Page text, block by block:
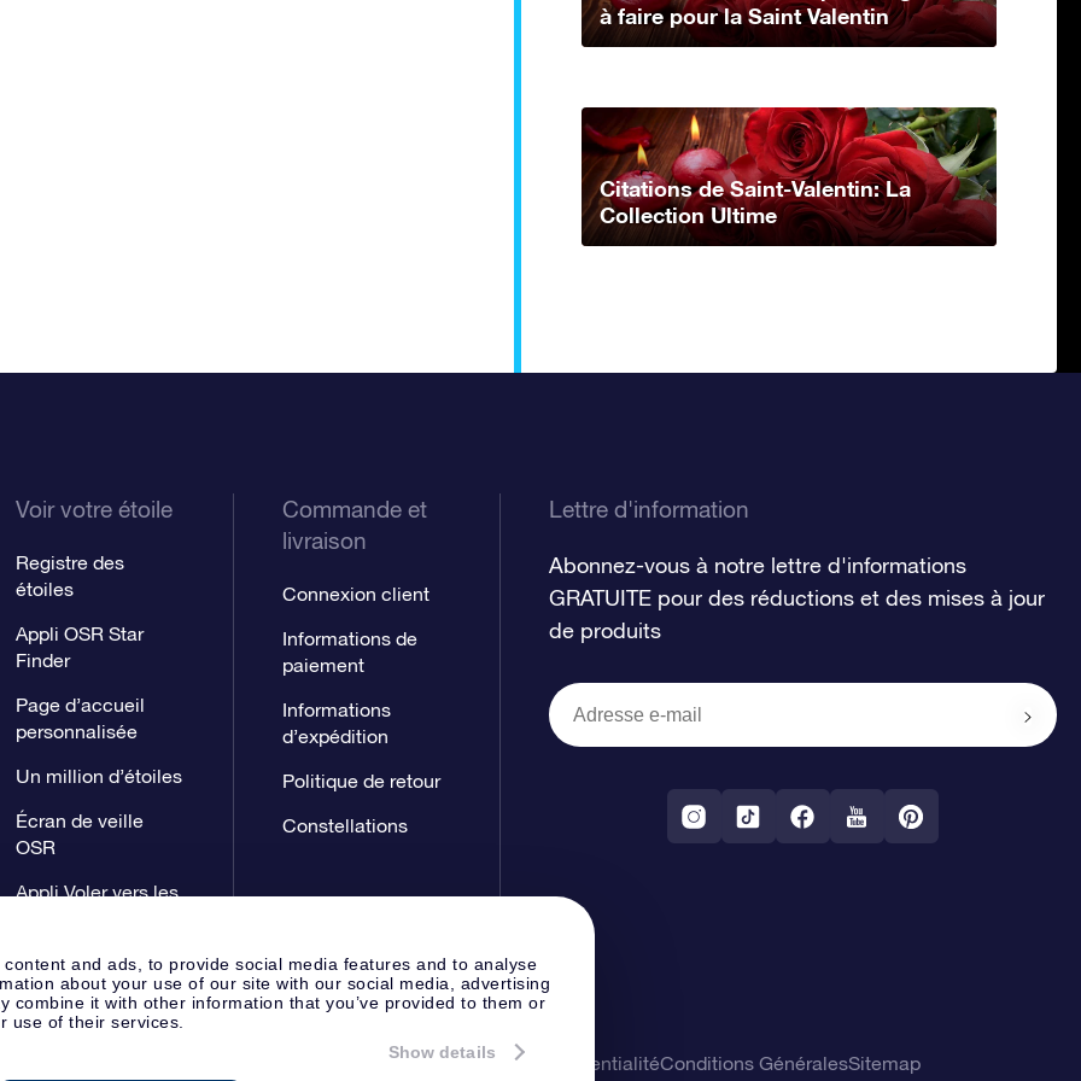
and ads, to provide social media features and to analyse
about your use of our site with our social media, advertising
combine it with other information that you’ve provided to them or
use of their services.
Show details
à faire pour la Saint Valentin
Citations de Saint-Valentin: La
Collection Ultime
Voir votre étoile
Registre des
étoiles
Appli OSR Star
Finder
Page d’accueil
personnalisée
Un million d’étoiles
Écran de veille
OSR
Appli Voler vers les
Commande et
livraison
Connexion client
Informations de
paiement
Informations
d’expédition
Politique de retour
Constellations
Lettre d'information
Abonnez-vous à notre lettre d'informations
GRATUITE pour des réductions et des mises à jour
de produits
Page de presseDéclaration de confidentialitéConditions GénéralesSitemap